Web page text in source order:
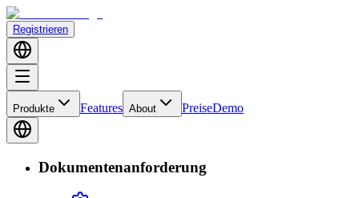
Registrieren
Produkte Features About PreiseDemo
Dokumentenanforderung